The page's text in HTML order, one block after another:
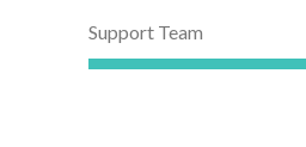
Support Team